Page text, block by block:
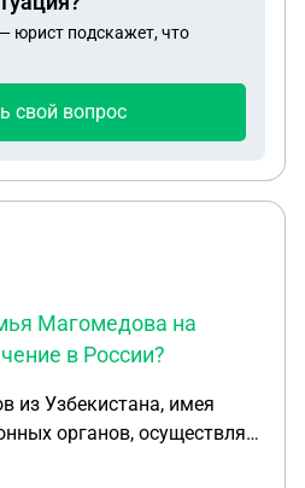
брака
юрист подскажет, что
свой вопрос
Магомедова на
в России?
из Узбекистана, имея
органов, осуществляет
на территории России.